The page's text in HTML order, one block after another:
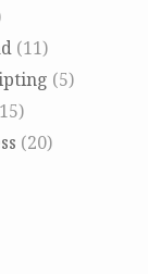
(11)
(5)
(20)